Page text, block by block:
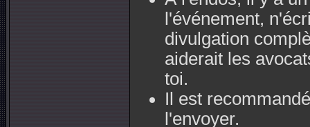
l'événement,
divulgation
aiderait les
toi.
Il est
l'envoyer.